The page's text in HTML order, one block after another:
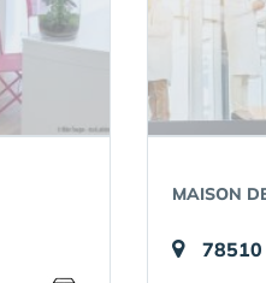
MAISON
78510